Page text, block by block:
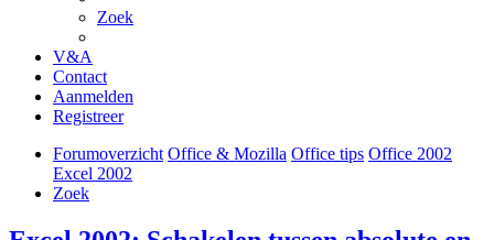
Zoek
V&A
Contact
Aanmelden
Registreer
Forumoverzicht Office & Mozilla Office tips Office 2002
Excel 2002
Zoek